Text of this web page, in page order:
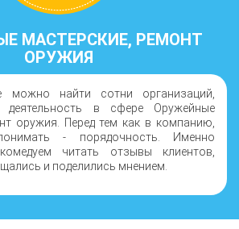
МАСТЕРСКИЕ, РЕМОНТ
ОРУЖИЯ
найти сотни организаций,
деятельность в сфере Оружейные
оружия. Перед тем как в компанию,
- порядочность. Именно
читать отзывы клиентов,
и поделились мнением.